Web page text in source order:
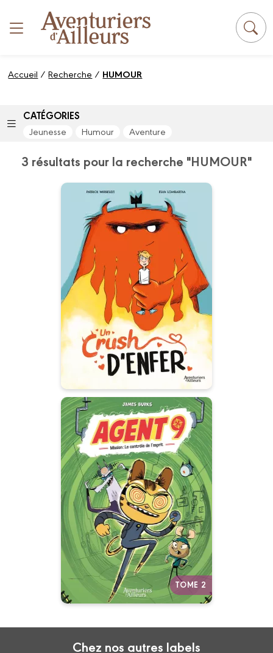
Accueil /Recherche / HUMOUR
CATÉGORIES
Jeunesse Humour Aventure
3 résultats pour la recherche "HUMOUR"
Un crush d'enfer
Date de parution :
28/01/2026
Des petits diables truculents
comme entremetteurs
amoureux...
TOME 2
Agent 9
Tome 2
Date de parution :
07/01/2026
Faites gaffe, les méchants ! Il est
encore là pour ruiner vos plans !
Autres tomes
Chez nos autres labels
Panneau de gestion des cookies